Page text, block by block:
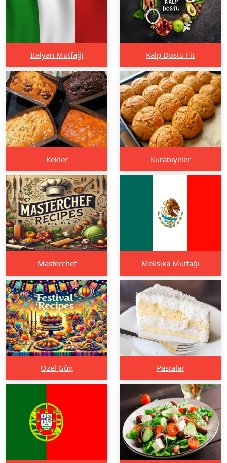
İtalyan Mutfağı Kalp Dostu Fit
Kekler Kurabiyeler
Masterchef Meksika Mutfağı
Özel Gün Pastalar